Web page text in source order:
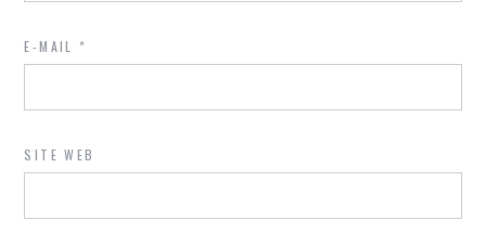
E-MAIL*
SITE WEB